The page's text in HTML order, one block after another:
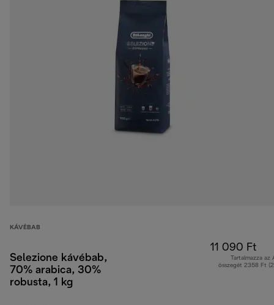
KÁVÉBAB
Selezione kávébab,
70% arabica, 30%
robusta, 1 kg
11 090 Ft
Tartalmazza az
összegét 2358 Ft